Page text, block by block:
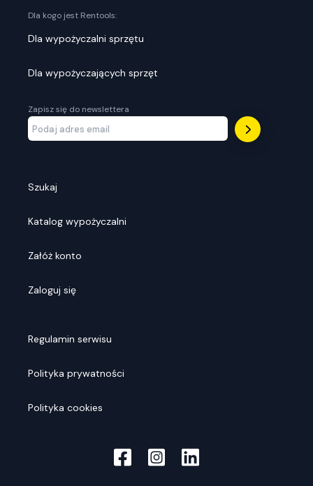
Dla kogo jest Rentools:
Dla wypożyczalni sprzętu
Dla wypożyczających sprzęt
Zapisz się do newslettera
Szukaj
Katalog wypożyczalni
Załóż konto
Zaloguj się
Regulamin serwisu
Polityka prywatności
Polityka cookies